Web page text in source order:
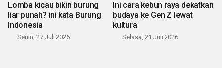
Lomba kicau bikin burung
liar punah? ini kata Burung
Indonesia
Senin, 27 Juli 2026
Ini cara kebun raya dekatkan
budaya ke Gen Z lewat
kultura
Selasa, 21 Juli 2026